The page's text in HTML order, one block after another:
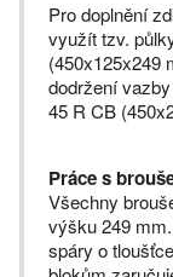
Pro doplnění
využít tzv.
(450x125x249
dodržení
45 R CB
Práce s
Všechny
výšku 249
spáry o